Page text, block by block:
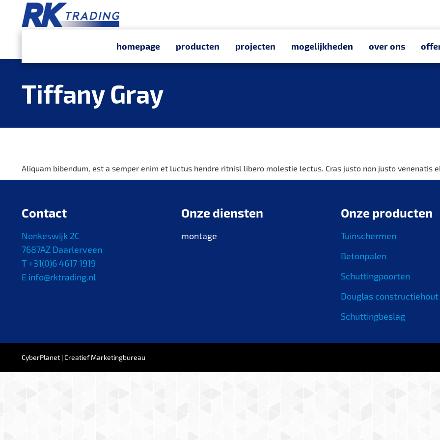
homepage producten projecten mogelijkheden over ons
Tiffany Gray
Aliquam bibendum, est a semper enim et luctus hendre ritnisl libero molestie lectus. Cras justo non justo venenatis
Contact
Nonkeswijk 2C
7687AZ Daarlerveen
T +31(0)6 4617 1919
E info@rktrading.nl
Onze diensten
montage
Onze producten
Tuinschermen
Betonpalen
Schuttingpoorten
Douglas constructiehout
Schuttingbeslag
CyberPlanet | Creatief Marketingbureau